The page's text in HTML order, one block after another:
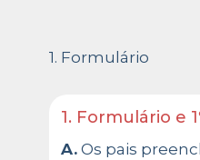
1. Formulário
1. Formulário e
A. Os pais